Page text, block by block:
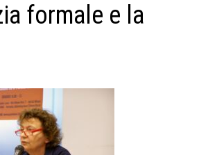
formale e la